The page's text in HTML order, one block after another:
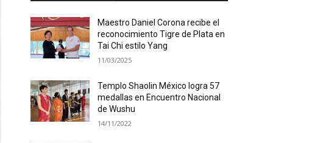
Maestro Daniel Corona recibe el
reconocimiento Tigre de Plata en
Tai Chi estilo Yang
11/03/2025
Templo Shaolin México logra 57
medallas en Encuentro Nacional
de Wushu
14/11/2022